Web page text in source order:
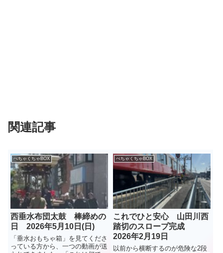
関連記事
ぺちゃくちゃBOX
西垂水布団太鼓 棒締めの
日 2026年5月10日(日)
「垂水おもちゃ箱」を見てくださ
っている方から、一つの動画が送
ぺちゃくちゃBOX
これでひと安心 山田川西
踏切のスロープ完成
2026年2月19日
以前から横断するのが危険な2段